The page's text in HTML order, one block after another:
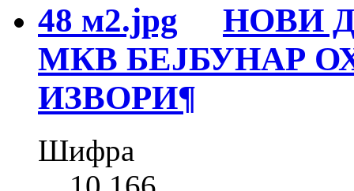
НОВИ
МКВ БЕЈБУНАР
ИЗВОРИ¶
Шифра